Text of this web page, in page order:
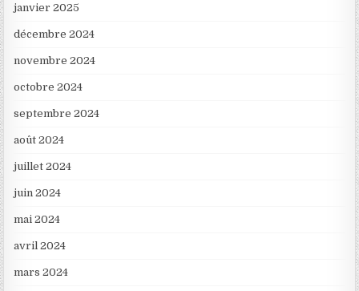
janvier 2025
décembre 2024
novembre 2024
octobre 2024
septembre 2024
août 2024
juillet 2024
juin 2024
mai 2024
avril 2024
mars 2024